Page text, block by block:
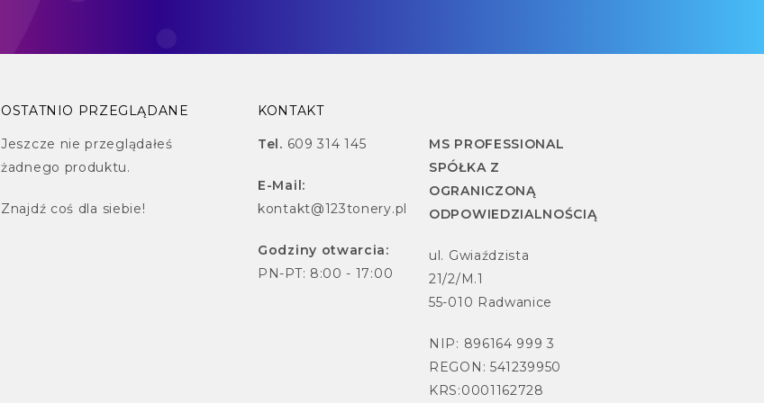
OSTATNIO PRZEGLĄDANE
Jeszcze nie przeglądałeś
żadnego produktu.
Znajdź coś dla siebie!
KONTAKT
Tel. 609 314 145
E-Mail:
kontakt@123tonery.pl
Godziny otwarcia:
PN-PT: 8:00 - 17:00
MS PROFESSIONAL
SPÓŁKA Z
OGRANICZONĄ
ODPOWIEDZIALNOŚCIĄ
ul. Gwiaździsta
21/2/M.1
55-010 Radwanice
NIP: 896164 999 3
REGON: 541239950
KRS:0001162728